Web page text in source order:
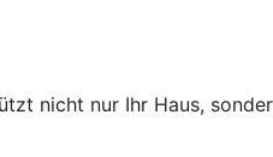
nicht nur Ihr Haus,